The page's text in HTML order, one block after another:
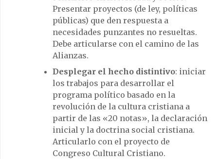
Presentar proyectos (de ley, políticas
públicas) que den respuesta a
necesidades punzantes no resueltas.
Debe articularse con el camino de las
Alianzas.
Desplegar el hecho distintivo: iniciar
los trabajos para desarrollar el
programa político basado en la
revolución de la cultura cristiana a
partir de las «20 notas», la declaración
inicial y la doctrina social cristiana.
Articularlo con el proyecto de
Congreso Cultural Cristiano.